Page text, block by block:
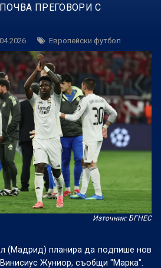
ПРЕГОВОРИ С
Европейски футбол
Източник: БГНЕС
(Мадрид) планира да подпише нов
Жуниор, съобщи "Марка".